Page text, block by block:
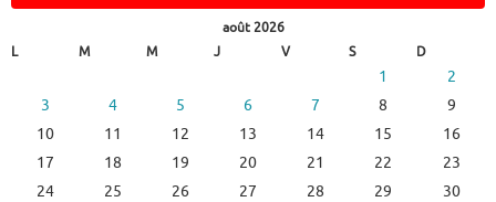
août 2026
L
M M J V S D
1
2
3
4 5 6 7 8
9
10
11 12 13 14 15
16
17
18 19 20 21 22
23
24
25 26 27 28 29
30